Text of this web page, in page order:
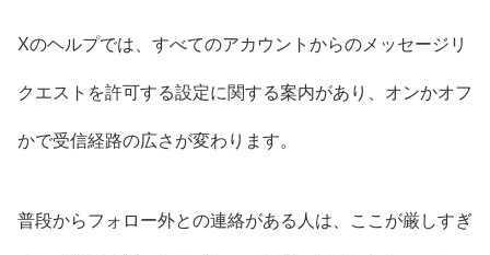
Xのヘルプでは、すべてのアカウントからのメッセージリ
クエストを許可する設定に関する案内があり、オンかオフ
かで受信経路の広さが変わります。
普段からフォロー外との連絡がある人は、ここが厳しすぎ